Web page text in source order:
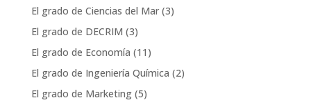
El grado de Ciencias del Mar(3)
El grado de DECRIM (3)
El grado de Economía (11)
El grado de Ingeniería Química (2)
El grado de Marketing(5)